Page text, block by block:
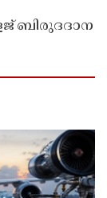
ബിരുദദാന